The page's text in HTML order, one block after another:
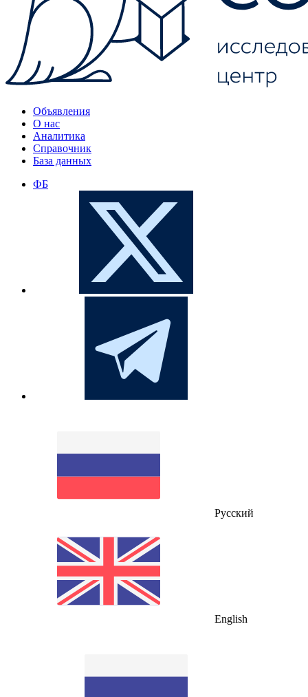
Объявления
О нас
Аналитика
Справочник
База данных
ФБ
Русский
English